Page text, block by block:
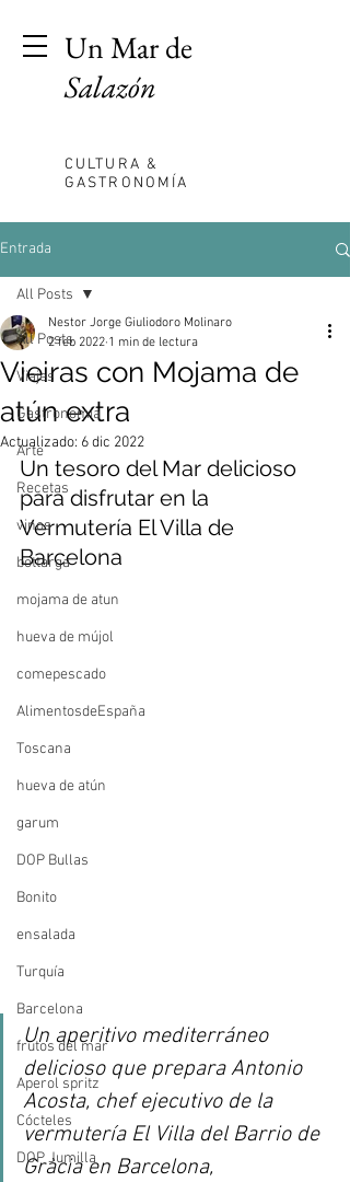
Un Mar de
Salazón
CULTURA &
GASTRONOMÍA
Entrada
All Posts
Viajes
Gastronomia
Arte
Recetas
vinos
bottarga
mojama de atun
hueva de mújol
comepescado
AlimentosdeEspaña
Toscana
hueva de atún
garum
DOP Bullas
Bonito
ensalada
Turquía
Barcelona
frutos del mar
Aperol spritz
Cócteles
DOP Jumilla
All Posts
Vieiras con Mojama de
atún extra
Nestor Jorge Giuliodoro Molinaro
2 feb 2022 1 min de lectura
Actualizado: 6 dic 2022
Un tesoro del Mar delicioso
para disfrutar en la
Vermutería El Villa de
Barcelona
Un aperitivo mediterráneo
delicioso que prepara Antonio
Acosta, chef ejecutivo de la
vermutería El Villa del Barrio de
Gràcia en Barcelona,